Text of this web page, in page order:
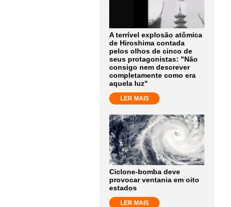
A terrível explosão atômica
de Hiroshima contada
pelos olhos de cinco de
seus protagonistas: "Não
consigo nem descrever
completamente como era
aquela luz"
LER MAIS
Ciclone-bomba deve
provocar ventania em oito
estados
LER MAIS